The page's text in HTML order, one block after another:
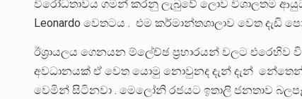
විරෝධතාවය ගමන් කරනු ලැබුවේ ලොව විශාලතම
Leonardo වෙතටය . එම කර්මාන්තශාලාව වෙත දැඩි
ඊශ්‍රායලය ගෙනයන ම්ලේච්ඡ ප්‍රහාරයන් වලට
අවධානයක් ඒ වෙත යොමු නොවුනද දැන් දැන්
වෙමින් සිටිනවා . මෙලෝනි රජයට ඉතාලි ජනතාව